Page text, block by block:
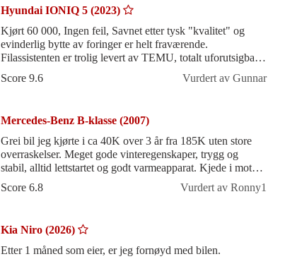
Hyundai IONIQ 5 (2023)
Kjørt 60 000, Ingen feil, Savnet etter tysk "kvalitet" og
evinderlig bytte av foringer er helt fraværende.
Filassistenten er trolig levert av TEMU, totalt uforutsigbar,
Score 9.6 Vurdert av Gunnar
Mercedes-Benz B-klasse (2007)
Grei bil jeg kjørte i ca 40K over 3 år fra 185K uten store
overraskelser. Meget gode vinteregenskaper, trygg og
stabil, alltid lettstartet og godt varmeapparat. Kjede i motor
Score 6.8 Vurdert av Ronny1
Kia Niro (2026)
Etter 1 måned som eier, er jeg fornøyd med bilen.